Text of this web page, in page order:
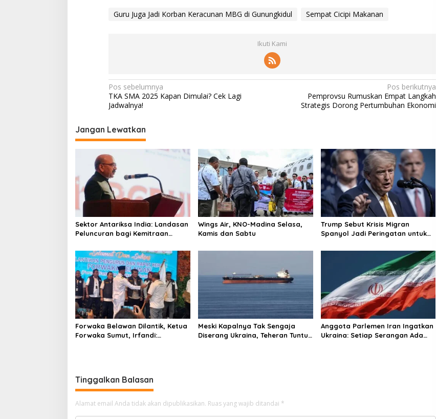
Guru Juga Jadi Korban Keracunan MBG di Gunungkidul Sempat Cicipi Makanan
Ikuti Kami
N
a
i
g
a
s
i
p
o
s
Pos sebelumnya
TKA SMA 2025 Kapan Dimulai? Cek Lagi
Jadwalnya!
Pos berikutnya
Pemprovsu Rumuskan Empat Langkah
Strategis Dorong Pertumbuhan Ekonomi
Jangan Lewatkan
Sektor Antariksa India: Landasan
Peluncuran bagi Kemitraan
Wings Air, KNO-Madina Selasa,
Kamis dan Sabtu
Trump Sebut Krisis Migran
Spanyol Jadi Peringatan untuk
Forwaka Belawan Dilantik, Ketua
Forwaka Sumut, Irfandi:
Meski Kapalnya Tak Sengaja
Diserang Ukraina, Teheran Tuntut
Anggota Parlemen Iran Ingatkan
Ukraina: Setiap Serangan Ada
Tinggalkan Balasan
Alamat email Anda tidak akan dipublikasikan. Ruas yang wajib ditandai *